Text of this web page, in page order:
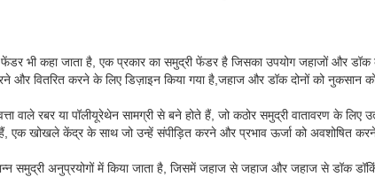
भी कहा जाता है, एक प्रकार का समुद्री फेंडर है जिसका उपयोग जहाजों और डॉक
और वितरित करने के लिए डिज़ाइन किया गया है,जहाज और डॉक दोनों को नुकसान
वाले रबर या पॉलीयूरेथेन सामग्री से बने होते हैं, जो कठोर समुद्री वातावरण के लिए
एक खोखले केंद्र के साथ जो उन्हें संपीड़ित करने और प्रभाव ऊर्जा को अवशोषित
समुद्री अनुप्रयोगों में किया जाता है, जिसमें जहाज से जहाज और जहाज से डॉक